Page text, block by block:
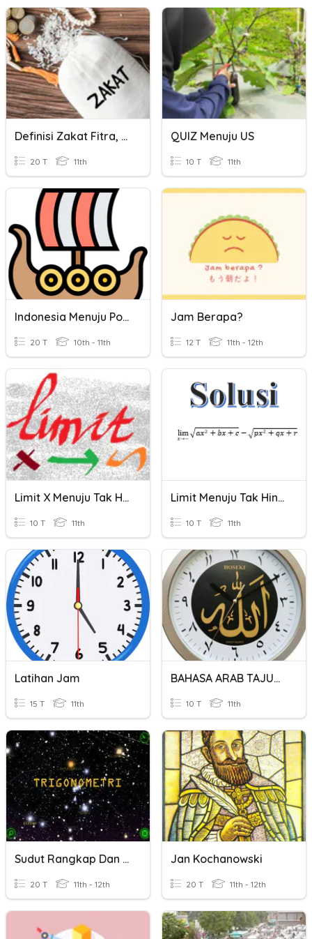
Definisi Zakat Fitra, Niat, Kapan Waktunya
20 T 11th
QUIZ Menuju US
10 T 11th
Indonesia Menuju Poros Maritim Dunia
20 T 10th - 11th
Jam Berapa?
12 T 11th - 12th
Limit X Menuju Tak Hingga
10 T 11th
Limit Menuju Tak Hingga
10 T 11th
Latihan Jam
15 T 11th
BAHASA ARAB TAJUK 1 JAM
10 T 11th
Sudut Rangkap Dan Sudut Setengah Trigonometri
20 T 11th - 12th
Jan Kochanowski
20 T 11th - 12th